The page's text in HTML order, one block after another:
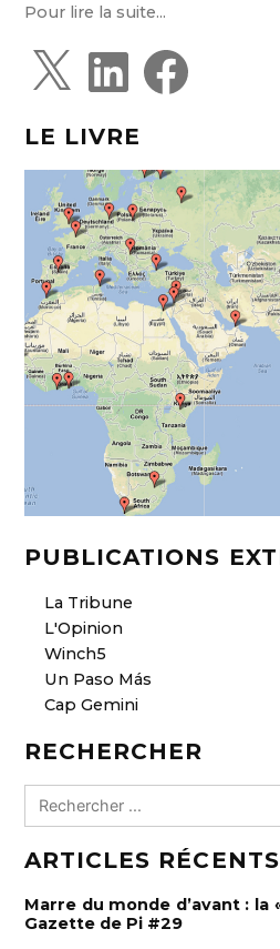
Pour lire la suite...
X
L
k
d
I
a
c
LE LIVRE
PUBLICATIONS
La Tribune
L'Opinion
Winch5
Un Paso Más
Cap Gemini
RECHERCHER
e
h
e
r
ARTICLES RÉCENTS
Marre du monde d’avant : la
Gazette de Pi #29